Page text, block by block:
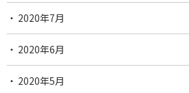
2020年7月
2020年6月
2020年5月